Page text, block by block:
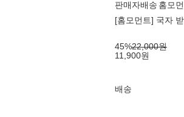
판매자배송 홈모
[홈모먼트] 국자
45%22,000원
11,900원
배송